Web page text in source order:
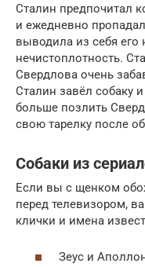
Сталин предпочитал
и ежедневно
выводила из себя его
нечистоплотность.
Свердлова очень
Сталин завёл собаку
больше позлить
свою тарелку после
Собаки из
Если вы с щенком
перед телевизором,
клички и имена
Зеус и